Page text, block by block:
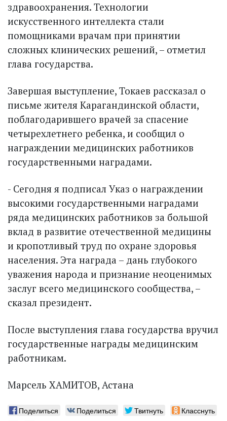
здравоохранения. Технологии
искусственного интеллекта стали
помощниками врачам при принятии
сложных клинических решений, – отметил
глава государства.
Завершая выступление, Токаев рассказал о
письме жителя Карагандинской области,
поблагодарившего врачей за спасение
четырехлетнего ребенка, и сообщил о
награждении медицинских работников
государственными наградами.
- Сегодня я подписал Указ о награждении
высокими государственными наградами
ряда медицинских работников за большой
вклад в развитие отечественной медицины
и кропотливый труд по охране здоровья
населения. Эта награда – дань глубокого
уважения народа и признание неоценимых
заслуг всего медицинского сообщества, –
сказал президент.
После выступления глава государства вручил
государственные награды медицинским
работникам.
Марсель ХАМИТОВ, Астана
Поделиться Поделиться Твитнуть Класснуть